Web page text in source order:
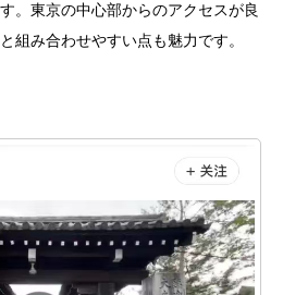
。東京の中心部からのアクセスが良
組み合わせやすい点も魅力です。